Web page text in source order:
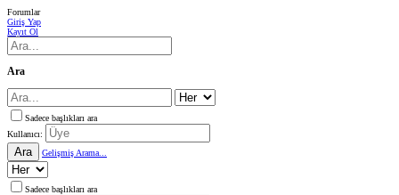
Forumlar
Giriş Yap
Kayıt Ol
Ara
Sadece başlıkları ara
Kullanıcı:
Ara Gelişmiş Arama...
Sadece başlıkları ara